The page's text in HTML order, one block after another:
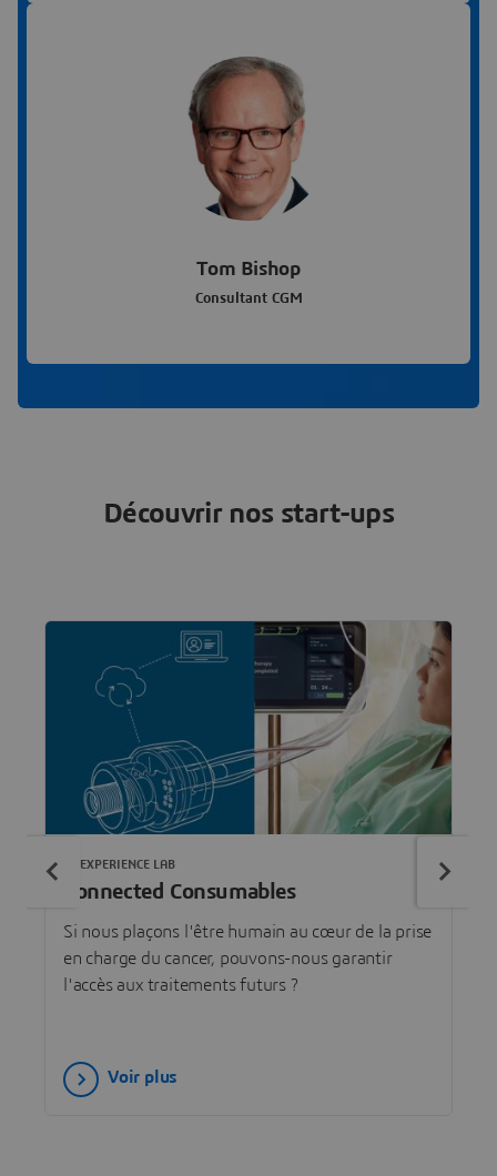
Tom Bishop
Consultant CGM
Découvrir nos start-ups
Connected Consumables
Si nous plaçons l'être humain au cœur de la prise
en charge du cancer, pouvons-nous garantir
l'accès aux traitements futurs ?
3DEXPERIENCE LAB
Voir plus